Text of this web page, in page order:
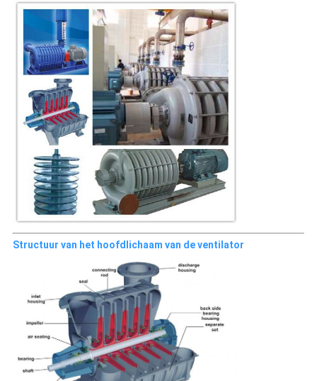
Structuur van het hoofdlichaam van de ventilator